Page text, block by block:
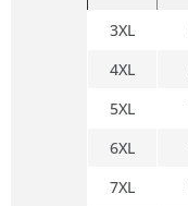
3XL
4XL
5XL
6XL
7XL